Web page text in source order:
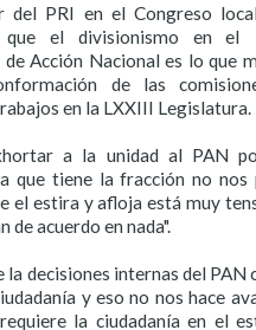
del PRI en el Congreso
el divisionismo en el
Acción Nacional es lo que
de las
en la LXXIII Legislatura.
a la unidad al PAN
que tiene la fracción no nos
el estira y afloja está muy
de acuerdo en nada".
la decisiones internas del PAN
y eso no nos hace
la ciudadanía en el